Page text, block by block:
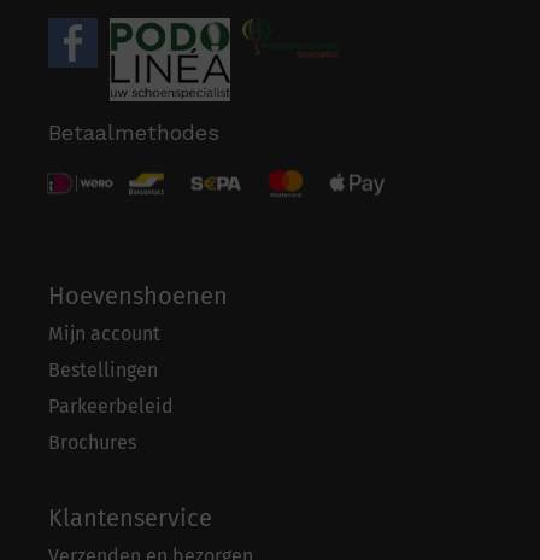
Betaalmethodes
Hoevenshoenen
Mijn account
Bestellingen
Parkeerbeleid
Brochures
Klantenservice